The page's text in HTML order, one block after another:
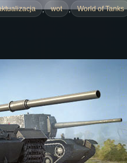
, wot , World of Tanks